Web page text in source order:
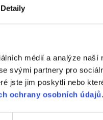
Detaily
médií a analýze
svými partnery pro
jste jim poskytli nebo
ochrany osobních údajů.
mobilní aplikaci. Po